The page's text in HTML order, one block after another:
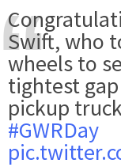
Congratulations to stunt driver Paul
Swift, who
wheels to
tightest
pickup
#GWRDay